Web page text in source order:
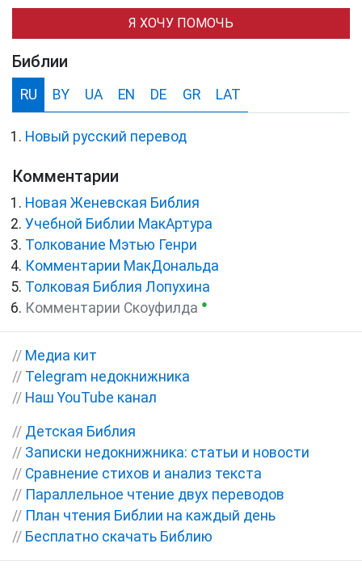
Я ХОЧУ ПОМОЧЬ
Библии
RU BY UA EN DE GR LAT
Новый русский перевод
Комментарии
Новая Женевская Библия
Учебной Библии МакАртура
Толкование Мэтью Генри
Комментарии МакДональда
Толковая Библия Лопухина
Комментарии Скоуфилда ●
// Медиа кит
// Telegram недокнижника
// Наш YouTube канал
// Детская Библия
// Записки недокнижника: статьи и новости
// Сравнение стихов и анализ текста
// Параллельное чтение двух переводов
// План чтения Библии на каждый день
// Бесплатно скачать Библию